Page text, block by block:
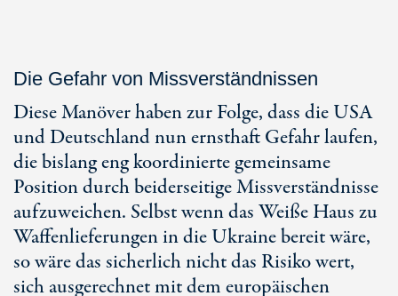
Die Gefahr von Missverständnissen
Diese Manöver haben zur Folge, dass die USA
und Deutschland nun ernsthaft Gefahr laufen,
die bislang eng koordinierte gemeinsame
Position durch beiderseitige Missverständnisse
aufzuweichen. Selbst wenn das Weiße Haus zu
Waffenlieferungen in die Ukraine bereit wäre,
so wäre das sicherlich nicht das Risiko wert,
sich ausgerechnet mit dem europäischen